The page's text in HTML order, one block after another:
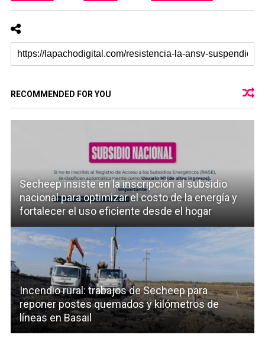
RECOMMENDED FOR YOU
Secheep insiste en la inscripción al subsidio
nacional para optimizar el costo de la energía y
fortalecer el uso eficiente desde el hogar
Incendio rural: trabajos de Secheep para
reponer postes quemados y kilómetros de
líneas en Basail